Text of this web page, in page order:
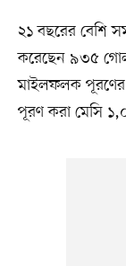
২১ বছরের বেশি
করেছেন ৯৩৫
মাইলফলক
পূরণ করা মেসি